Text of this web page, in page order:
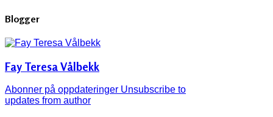
Blogger
Fay Teresa Vålbekk
Abonner på oppdateringer Unsubscribe to
updates from author